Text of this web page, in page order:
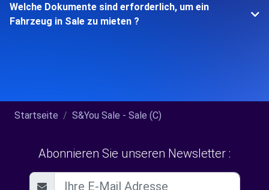
Welche Dokumente sind erforderlich, um ein
Fahrzeug in Sale zu mieten ?
Startseite S&You Sale - Sale (C)
Abonnieren Sie unseren Newsletter :